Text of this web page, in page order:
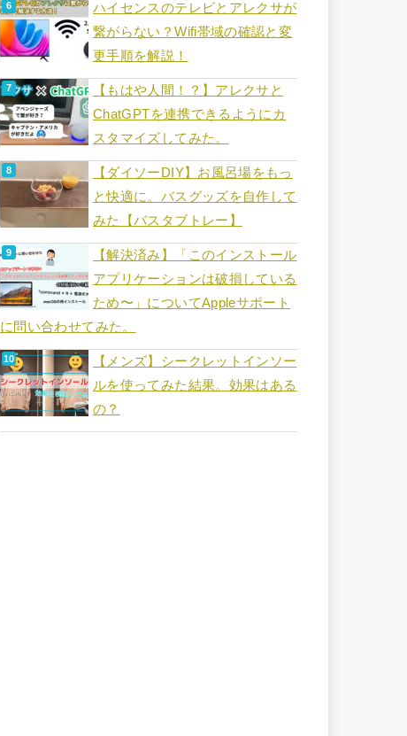
ハイセンスのテレビとアレクサが
繋がらない？Wifi帯域の確認と変
更手順を解説！
【もはや人間！？】アレクサと
ChatGPTを連携できるようにカ
スタマイズしてみた。
【ダイソーDIY】お風呂場をもっ
と快適に。バスグッズを自作して
みた【バスタブトレー】
【解決済み】「このインストール
アプリケーションは破損している
ため〜」についてAppleサポート
に問い合わせてみた。
【メンズ】シークレットインソー
ルを使ってみた結果。効果はある
の？